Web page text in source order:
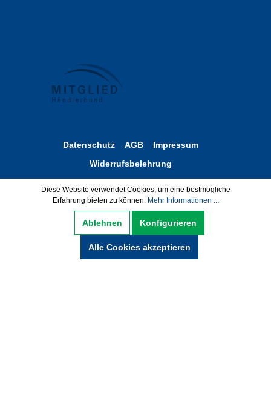
Datenschutz AGB
Impressum
Widerrufsbelehrung
Hinweise zur Batterieentsorgung
Zahlung und Versand
* Alle Preise inkl. gesetzl. Mehrwertsteuer zzgl.
Versandkosten und ggf. Nachnamegebühren,
Diese Website verwendet Cookies, um eine bestmögliche
Erfahrung bieten zu können. Mehr Informationen ...
Ablehnen Konfigurieren
Alle Cookies akzeptieren